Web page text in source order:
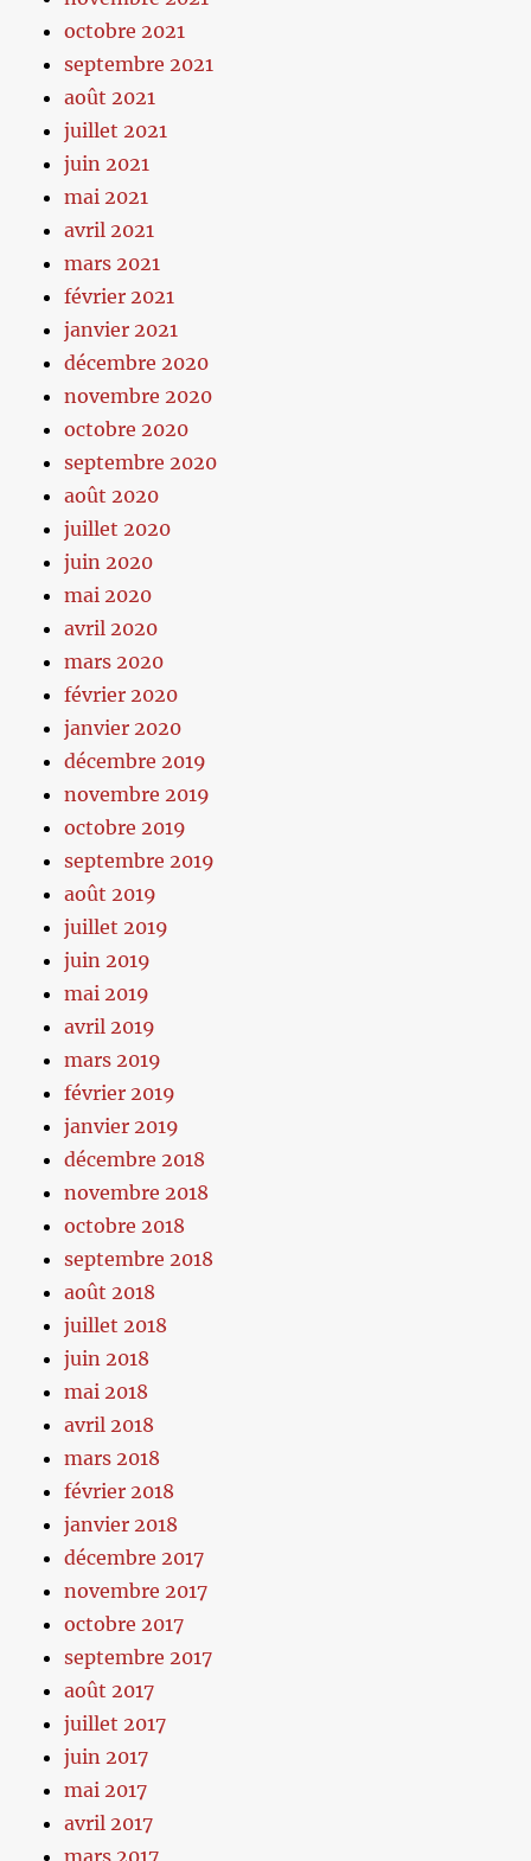
octobre 2021
septembre 2021
août 2021
juillet 2021
juin 2021
mai 2021
avril 2021
mars 2021
février 2021
janvier 2021
décembre 2020
novembre 2020
octobre 2020
septembre 2020
août 2020
juillet 2020
juin 2020
mai 2020
avril 2020
mars 2020
février 2020
janvier 2020
décembre 2019
novembre 2019
octobre 2019
septembre 2019
août 2019
juillet 2019
juin 2019
mai 2019
avril 2019
mars 2019
février 2019
janvier 2019
décembre 2018
novembre 2018
octobre 2018
septembre 2018
août 2018
juillet 2018
juin 2018
mai 2018
avril 2018
mars 2018
février 2018
janvier 2018
décembre 2017
novembre 2017
octobre 2017
septembre 2017
août 2017
juillet 2017
juin 2017
mai 2017
avril 2017